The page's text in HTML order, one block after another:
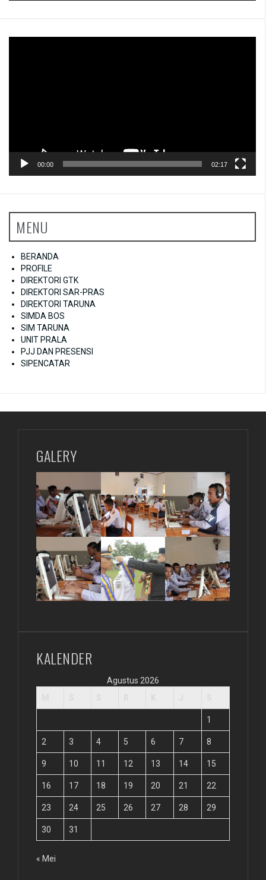
00:00 02:17
MENU
BERANDA
PROFILE
DIREKTORI GTK
DIREKTORI SAR-PRAS
DIREKTORI TARUNA
SIMDA BOS
SIM TARUNA
UNIT PRALA
PJJ DAN PRESENSI
SIPENCATAR
GALERY
KALENDER
Agustus 2026
1
2 3 4 5 6 7 8
9 10 11 12 13 14 15
16 17 18 19 20 21 22
23 24 25 26 27 28 29
30 31
« Mei